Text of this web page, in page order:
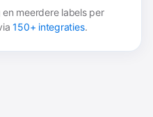
meerdere labels per
150+ integraties.